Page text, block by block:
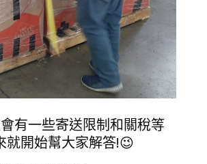
有一些寄送限制和關稅等
就開始幫大家解答!😉